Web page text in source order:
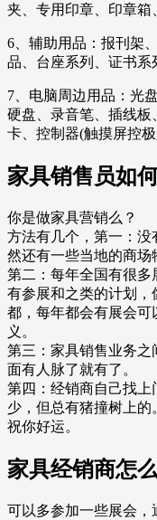
夹、专用印章、印章箱
6、辅助用品：报刊架
品、台座系列、证书系
7、电脑周边用品：光
硬盘、录音笔、插线
卡、控制器(触摸屏控
家具销售员如
你是做家具营销么？
方法有几个，第一：
然还有一些当地的商场
第二：每年全国有很
有参展和之类的计划
都，每年都会有展会
义。
第三：家具销售业务
面有人脉了就有了。
第四：经销商自己找
少，但总有猪撞树上的
祝你好运。
家具经销商怎
可以多参加一些展会，